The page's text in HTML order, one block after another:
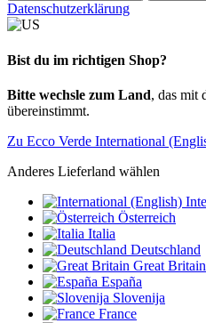
Datenschutzerklärung
Bist du im richtigen Shop?
Bitte wechsle zum Land, das mit
übereinstimmt.
Zu Ecco Verde International
Anderes Lieferland wählen
Österreich
Italia
Deutschland
Great Britain
España
Slovenija
France